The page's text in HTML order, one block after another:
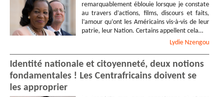
remarquablement éblouie lorsque je constate
au travers d’actions, films, discours et faits,
l’amour qu’ont les Américains vis-à-vis de leur
patrie, leur Nation. Certains appellent cela…
Lydie Nzengou
Identité nationale et citoyenneté, deux notions
fondamentales ! Les Centrafricains doivent se
les approprier